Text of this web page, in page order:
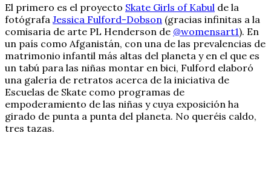
El primero es el proyecto Skate Girls of Kabul de la
fotógrafa Jessica Fulford-Dobson (gracias infinitas a la
comisaria de arte PL Henderson de @womensart1). En
un país como Afganistán, con una de las prevalencias de
matrimonio infantil más altas del planeta y en el que es
un tabú para las niñas montar en bici, Fulford elaboró
una galería de retratos acerca de la iniciativa de
Escuelas de Skate como programas de
empoderamiento de las niñas y cuya exposición ha
girado de punta a punta del planeta. No queréis caldo,
tres tazas.